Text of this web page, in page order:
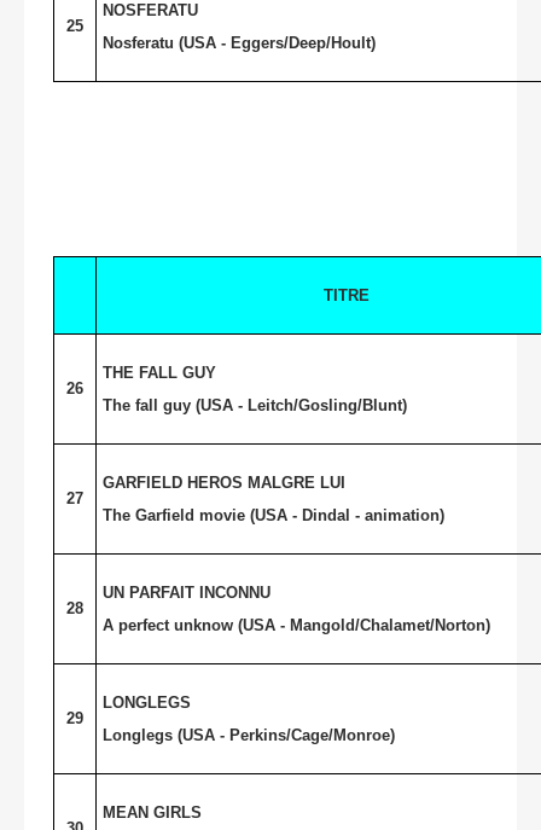
25
NOSFERATU
Nosferatu (USA - Eggers/Deep/Hoult)
TITRE
26
THE FALL GUY
The fall guy (USA - Leitch/Gosling/Blunt)
27
GARFIELD HEROS MALGRE LUI
The Garfield movie (USA - Dindal - animation)
28
UN PARFAIT INCONNU
A perfect unknow (USA - Mangold/Chalamet/Norton)
29
LONGLEGS
Longlegs (USA - Perkins/Cage/Monroe)
MEAN GIRLS